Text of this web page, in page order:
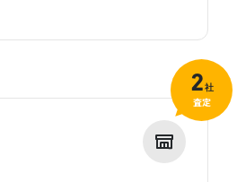
2社
査定